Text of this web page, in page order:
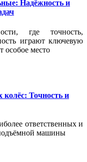
Надёжность и
где точность,
играют ключевую
особое место
колёс: Точность и
ответственных и
машины